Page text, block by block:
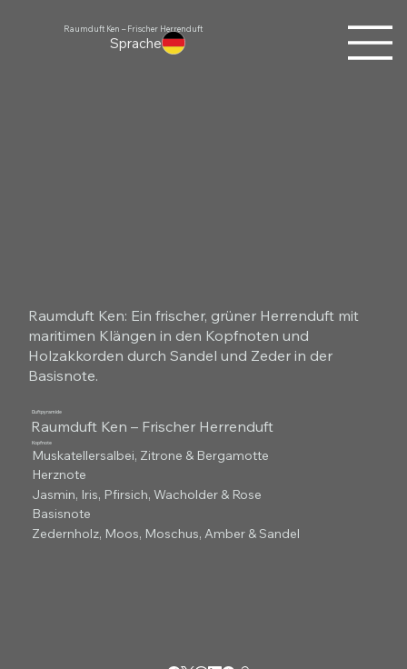
Sprache
Raumduft Ken – Frischer Herrenduft
Raumduft Ken: Ein frischer, grüner Herrenduft mit
maritimen Klängen in den Kopfnoten und
Holzakkorden durch Sandel und Zeder in der
Basisnote.
Duftpyramide
Raumduft Ken – Frischer Herrenduft
Kopfnote
Muskatellersalbei, Zitrone & Bergamotte
Herznote
Jasmin, Iris, Pfirsich, Wacholder & Rose
Basisnote
Zedernholz, Moos, Moschus, Amber & Sandel